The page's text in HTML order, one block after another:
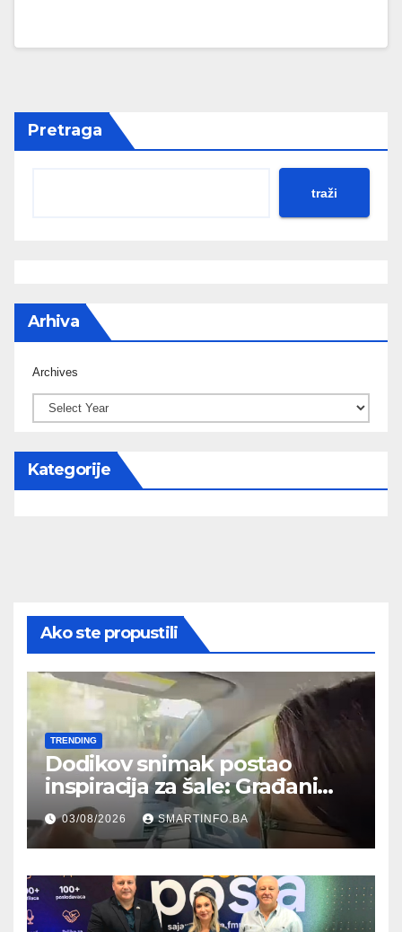
Pretraga
traži
Arhiva
Archives
Kategorije
Ako ste propustili
TRENDING
Dodikov snimak postao
inspiracija za šale: Građani
kroz parodiju poslali poruku
03/08/2026 SMARTINFO.BA